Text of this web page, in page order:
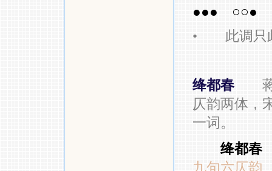
●●●
○○●
• 此调只此
绛都春
仄韵两体，
一词。
绛都春
九句六仄韵